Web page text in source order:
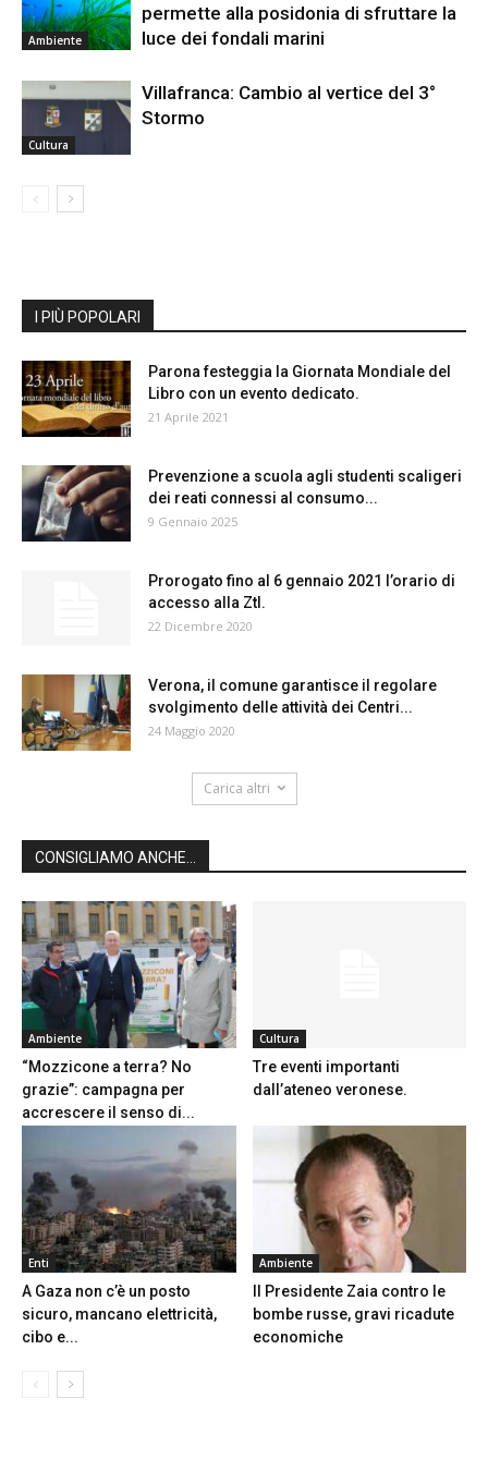
Ambiente
permette alla posidonia di sfruttare la
luce dei fondali marini
Cultura
Villafranca: Cambio al vertice del 3°
Stormo
I PIÙ POPOLARI
Parona festeggia la Giornata Mondiale del
Libro con un evento dedicato.
21 Aprile 2021
Prevenzione a scuola agli studenti scaligeri
dei reati connessi al consumo...
9 Gennaio 2025
Prorogato fino al 6 gennaio 2021 l’orario di
accesso alla Ztl.
22 Dicembre 2020
Verona, il comune garantisce il regolare
svolgimento delle attività dei Centri...
24 Maggio 2020
Carica altri
CONSIGLIAMO ANCHE...
Ambiente
“Mozzicone a terra? No
grazie”: campagna per
accrescere il senso di...
Cultura
Tre eventi importanti
dall’ateneo veronese.
Enti
A Gaza non c’è un posto
sicuro, mancano elettricità,
cibo e...
Ambiente
Il Presidente Zaia contro le
bombe russe, gravi ricadute
economiche